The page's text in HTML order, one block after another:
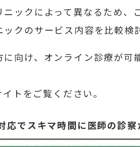
ックによって異なるため、
クのサービス内容を比較検
向け、オンライン診療が可
トをご覧ください。
でスキマ時間に医師の診察